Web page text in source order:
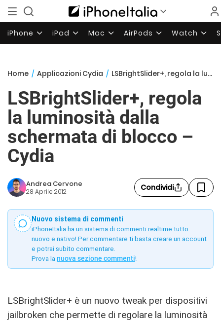
iPhone iPad Mac AirPods Watch
Home / Applicazioni Cydia / LSBrightSlider+, regola la luminosità dalla schermata di blocco – Cydia
LSBrightSlider+, regola
la luminosità dalla
schermata di blocco –
Cydia
Andrea Cervone
28 Aprile 2012 Condividi
Nuovo sistema di commenti
iPhoneItalia ha un sistema di commenti realtime tutto
nuovo e nativo! Per commentare ti basta creare un account
e potrai subito commentare.
Prova la nuova sezione commenti!
LSBrightSlider+ è un nuovo tweak per dispositivi
jailbroken che permette di regolare la luminosità